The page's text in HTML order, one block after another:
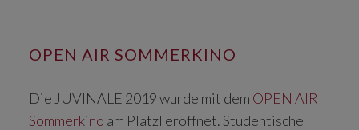
OPEN AIR SOMMERKINO
Die JUVINALE 2019 wurde mit dem OPEN AIR
Sommerkino am Platzl eröffnet. Studentische